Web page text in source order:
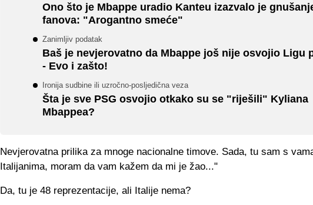
Ono što je Mbappe uradio Kanteu izazvalo je
fanova: "Arogantno smeće"
Zanimljiv podatak
Baš je nevjerovatno da Mbappe još nije osvojio Ligu
- Evo i zašto!
Ironija sudbine ili uzročno-posljedična veza
Šta je sve PSG osvojio otkako su se "riješili" Kyliana
Mbappea?
Nevjerovatna prilika za mnoge nacionalne timove. Sada, tu sam s
Italijanima, moram da vam kažem da mi je žao..."
Da, tu je 48 reprezentacije, ali Italije nema?